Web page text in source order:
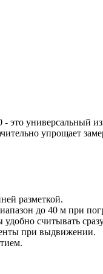
это универсальный
упрощает
разметкой.
до 40 м при
считывать
при выдвижении.